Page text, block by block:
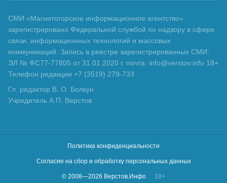
СМИ «Магнитогорское информационное агентство»
зарегистрировано Федеральной службой по надзору в сфере
связи, информационных технологий и массовых
коммуникаций. Запись в реестре зарегистрированных СМИ:
ЭЛ № ФС77-77805 от 31.01.2020 г. почта: info@verstov.info 18+
Телефон редакции +7 (3519) 279-733
Гл. редактор В. О. Болкун
Учредитель А.П. Верстов
Политика конфиденциальности
Согласие на сбор и обработку персональных данных
© 2008—2026 Верстов.Инфо 18+